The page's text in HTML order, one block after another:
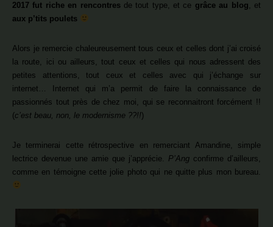
2017 fut riche en rencontresde tout type, et ce grâce au blog, et
aux p’tits poulets
Alors je remercie chaleureusement tous ceux et celles dont j’ai croisé
la route, ici ou ailleurs, tout ceux et celles qui nous adressent des
petites attentions, tout ceux et celles avec qui j’échange sur
internet… Internet qui m’a permit de faire la connaissance de
passionnés tout près de chez moi, qui se reconnaitront forcément !!
(c’est beau, non, le modernisme ??!!)
Je terminerai cette rétrospective en remerciant Amandine, simple
lectrice devenue une amie que j’apprécie. P’Ang confirme d’ailleurs,
comme en témoigne cette jolie photo qui ne quitte plus mon bureau.